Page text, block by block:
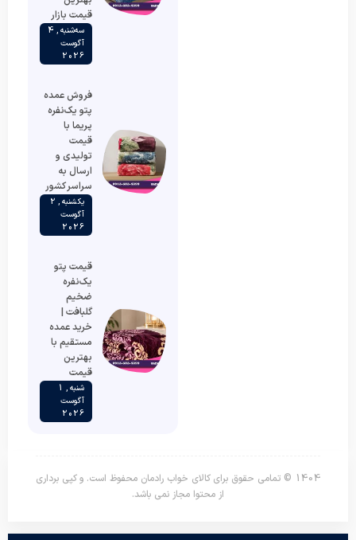
قیمت بازار
سه‌شنبه , 4
آگوست
2026
فروش عمده
پتو یک‌نفره
پریما با
قیمت
تولیدی و
ارسال به
سراسر کشور
یکشنبه , 2
آگوست
2026
قیمت پتو
یک‌نفره
ضخیم
گلبافت |
خرید عمده
مستقیم با
بهترین
قیمت
شنبه , 1
آگوست
2026
1404 © تمامی حقوق برای کالای خواب رادمان محفوظ است. و کپی برداری
از محتوا مجاز نمی باشد.